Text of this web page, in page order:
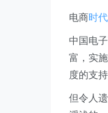
电商时代
中国电
富，实
度的支持
但令人